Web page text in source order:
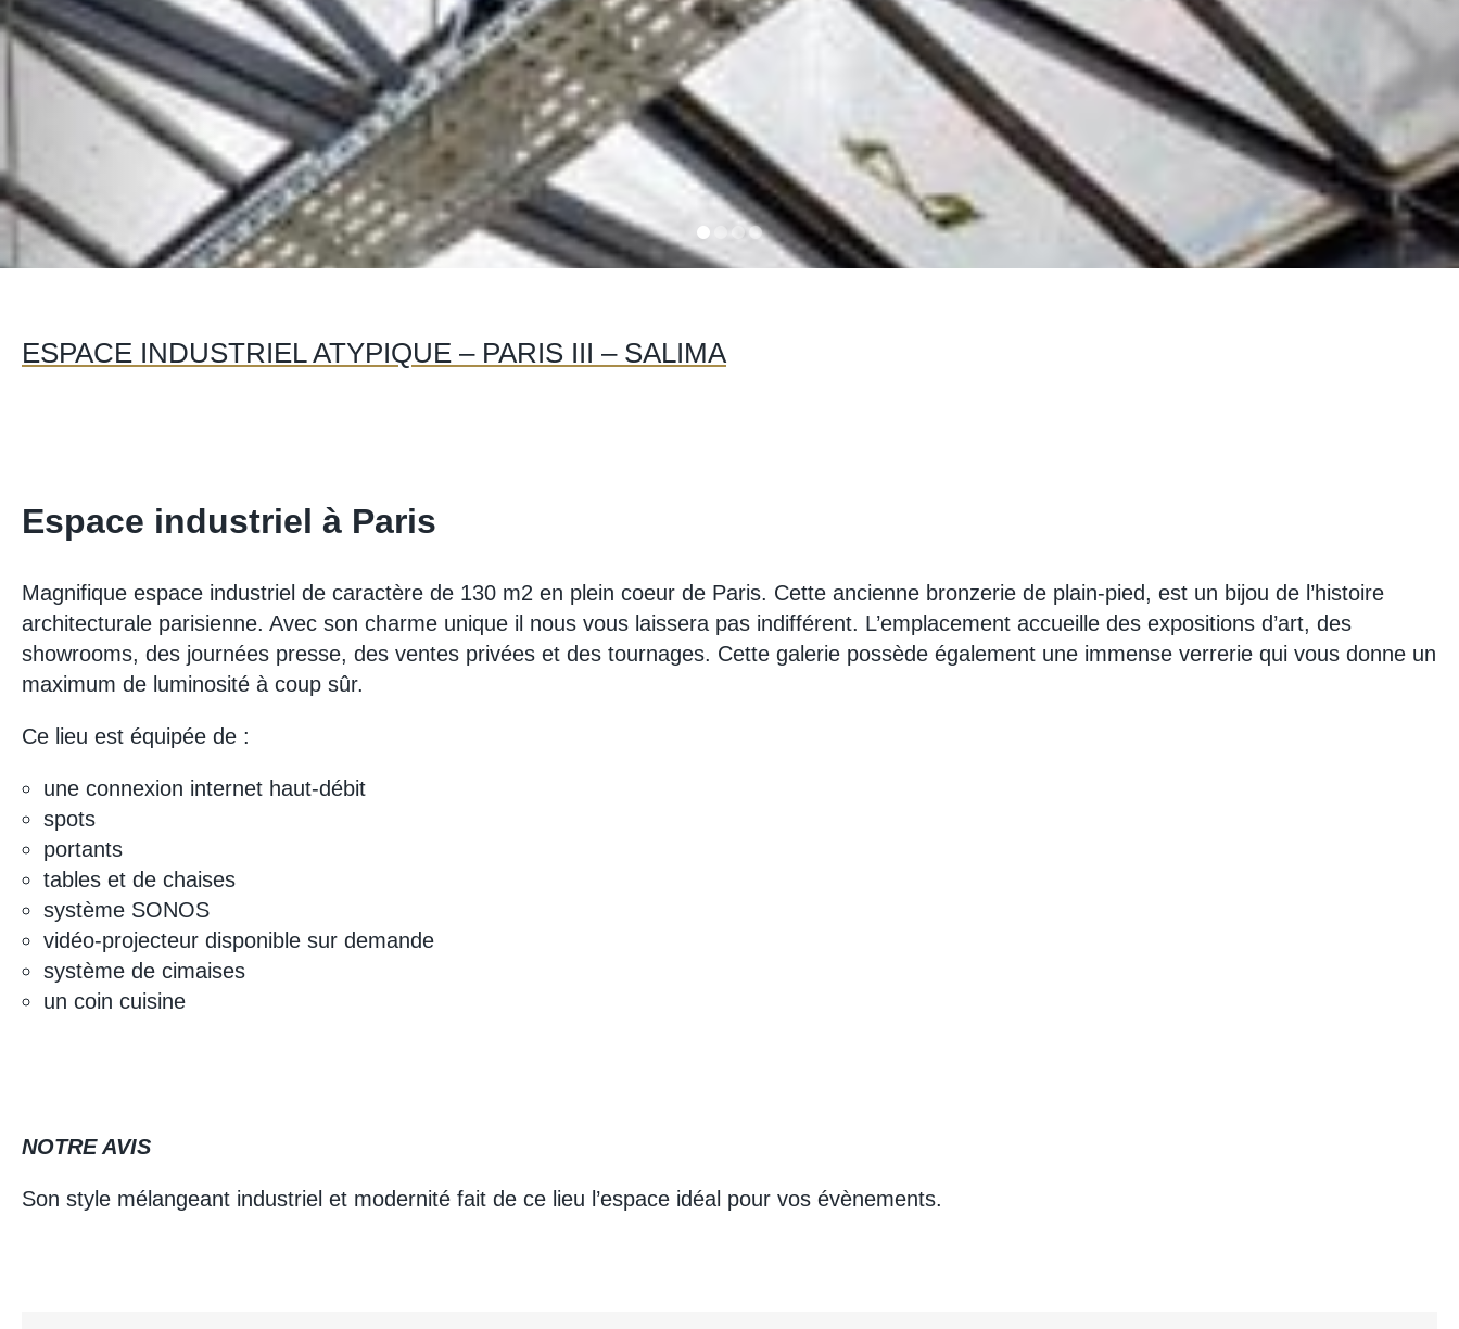
ESPACE INDUSTRIEL ATYPIQUE – PARIS III – SALIMA
Espace industriel à Paris
Magnifique espace industriel de caractère de 130 m2 en plein coeur de Paris. Cette ancienne bronzerie de plain-pied, est un bijou de l’histoire
architecturale parisienne. Avec son charme unique il nous vous laissera pas indifférent. L’emplacement accueille des expositions d’art, des
showrooms, des journées presse, des ventes privées et des tournages. Cette galerie possède également une immense verrerie qui vous donne un
maximum de luminosité à coup sûr.
Ce lieu est équipée de :
une connexion internet haut-débit
spots
portants
tables et de chaises
système SONOS
vidéo-projecteur disponible sur demande
système de cimaises
un coin cuisine
NOTRE AVIS
Son style mélangeant industriel et modernité fait de ce lieu l’espace idéal pour vos évènements.